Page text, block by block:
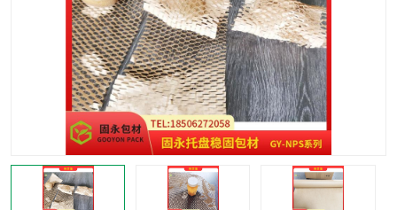
托盘裹包网兜
托盘捆绑带